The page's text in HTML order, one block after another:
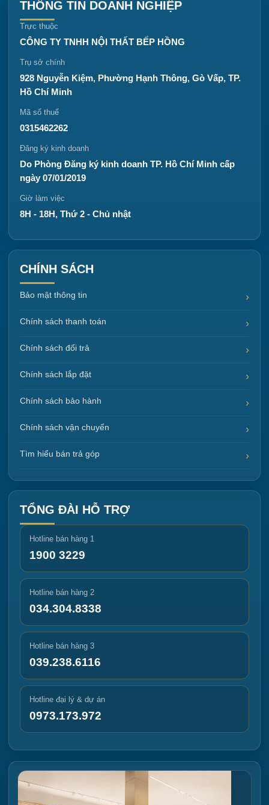
THÔNG TIN DOANH NGHIỆP
Trực thuộc
CÔNG TY TNHH NỘI THẤT BẾP HỒNG
Trụ sở chính
928 Nguyễn Kiệm, Phường Hạnh Thông, Gò Vấp, TP.
Hồ Chí Minh
Mã số thuế
0315462262
Đăng ký kinh doanh
Do Phòng Đăng ký kinh doanh TP. Hồ Chí Minh cấp
ngày 07/01/2019
Giờ làm việc
8H - 18H, Thứ 2 - Chủ nhật
CHÍNH SÁCH
Bảo mật thông tin
Chính sách thanh toán
Chính sách đổi trả
Chính sách lắp đặt
Chính sách bảo hành
Chính sách vận chuyển
Tìm hiểu bán trả góp
TỔNG ĐÀI HỖ TRỢ
Hotline bán hàng 1
1900 3229
Hotline bán hàng 2
034.304.8338
Hotline bán hàng 3
039.238.6116
Hotline đại lý & dự án
0973.173.972